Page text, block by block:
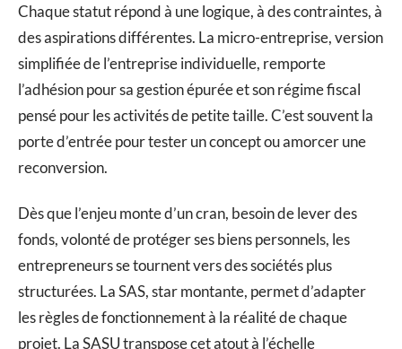
Chaque statut répond à une logique, à des contraintes, à
des aspirations différentes. La micro-entreprise, version
simplifiée de l’entreprise individuelle, remporte
l’adhésion pour sa gestion épurée et son régime fiscal
pensé pour les activités de petite taille. C’est souvent la
porte d’entrée pour tester un concept ou amorcer une
reconversion.
Dès que l’enjeu monte d’un cran, besoin de lever des
fonds, volonté de protéger ses biens personnels, les
entrepreneurs se tournent vers des sociétés plus
structurées. La SAS, star montante, permet d’adapter
les règles de fonctionnement à la réalité de chaque
projet. La SASU transpose cet atout à l’échelle